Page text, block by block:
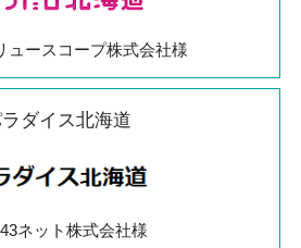
ュースコープ株式会社様
ダイス北海道
ネット株式会社様